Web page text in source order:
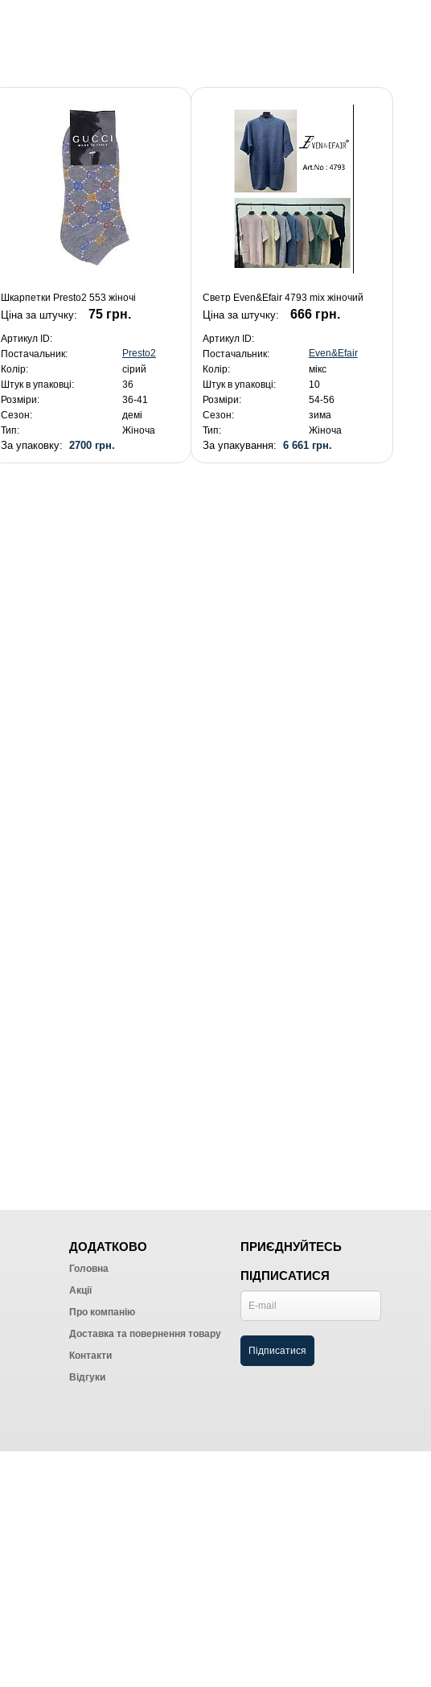
Шкарпетки Presto2 553 жіночі
Ціна за штучку: 75 грн.
Артикул ID:
Постачальник:
Presto2
Колір:
сірий
Штук в упаковці:
36
Розміри:
36-41
Сезон:
демі
Тип:
Жіноча
За упаковку: 2700 грн.
Светр Even&Efair 4793 mix жіночий
Ціна за штучку: 666 грн.
Артикул ID:
Постачальник:
Even&Efair
Колір:
мікс
Штук в упаковці:
10
Розміри:
54-56
Сезон:
зима
Тип:
Жіноча
За упакування: 6 661 грн.
ДОДАТКОВО
Головна
Акції
Про компанію
Доставка та повернення товару
Контакти
Відгуки
ПРИЄДНУЙТЕСЬ
ПІДПИСАТИСЯ